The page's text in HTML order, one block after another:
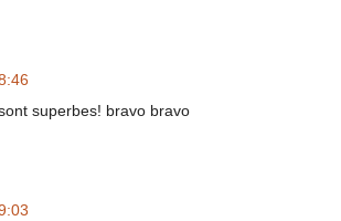
superbes! bravo bravo